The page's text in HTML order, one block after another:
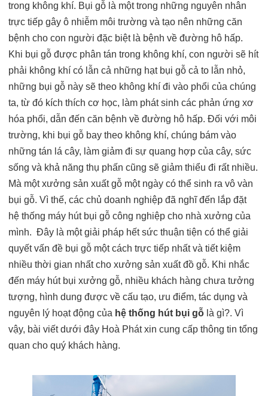
trong không khí. Bụi gỗ là một trong những nguyên nhân
trực tiếp gây ô nhiễm môi trường và tạo nên những căn
bệnh cho con người đặc biệt là bệnh về đường hô hấp.
Khi bụi gỗ được phân tán trong không khí, con người sẽ hít
phải không khí có lẫn cả những hạt bụi gỗ cả to lẫn nhỏ,
những bụi gỗ này sẽ theo không khí đi vào phổi của chúng
ta, từ đó kích thích cơ học, làm phát sinh các phản ứng xơ
hóa phổi, dẫn đến căn bệnh về đường hô hấp. Đối với môi
trường, khi bụi gỗ bay theo không khí, chúng bám vào
những tán lá cây, làm giảm đi sự quang hợp của cây, sức
sống và khả năng thụ phấn cũng sẽ giảm thiểu đi rất nhiều.
Mà một xưởng sản xuất gỗ một ngày có thể sinh ra vô vàn
bụi gỗ. Vì thế, các chủ doanh nghiệp đã nghĩ đến lắp đặt
hệ thống máy hút bụi gỗ công nghiệp cho nhà xưởng của
mình. Đây là một giải pháp hết sức thuận tiện có thể giải
quyết vấn đề bụi gỗ một cách trực tiếp nhất và tiết kiệm
nhiều thời gian nhất cho xưởng sản xuất đồ gỗ. Khi nhắc
đến máy hút bụi xưởng gỗ, nhiều khách hàng chưa tưởng
tượng, hình dung được về cấu tạo, ưu điểm, tác dụng và
nguyên lý hoạt động của hệ thống hút bụi gỗ là gì?. Vì
vậy, bài viết dưới đây Hoà Phát xin cung cấp thông tin tổng
quan cho quý khách hàng.